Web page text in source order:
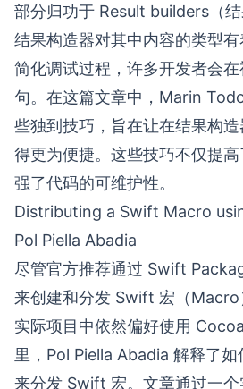
部分归功于 Result builders（结
结果构造器对其中内容的类型
简化调试过程，许多开发者会
句。在这篇文章中，Marin
些独到技巧，旨在让在结果构
得更为便捷。这些技巧不仅提
强了代码的可维护性。
Distributing a Swift Macro
Pol Piella Abadia
尽管官方推荐通过 Swift
来创建和分发 Swift 宏（Macro
实际项目中依然偏好使用
里，Pol Piella Abadia 解释了
来分发 Swift 宏。文章通过一